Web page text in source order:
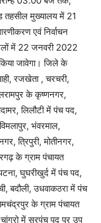
तहसील मुख्यालय में 21
एवं निर्वाचन
में 22 जनवरी 2022
जावेगा। जिले के
रजखेता , चरचरी,
के कृष्णनगर,
लिलौटी में पंच पद,
भंवरमाल,
त्रिपुरी, मोतीनगर,
के ग्राम पंचायत
घुघरीखुर्द में पंच पद,
बदौली, उधवाकठरा में पंच
के ग्राम पंचायत
में सरपंच पद पर उप